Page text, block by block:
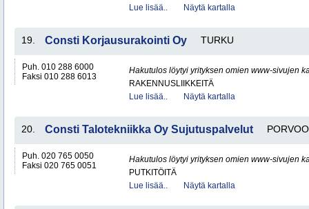
Lue lisää..
Näytä kartalla
19. Consti Korjausurakointi Oy TURKU
Puh. 010 288 6000
Faksi 010 288 6013
Hakutulos löytyi yrityksen omien www-sivujen
RAKENNUSLIIKKEITÄ
Lue lisää..
Näytä kartalla
20. Consti Talotekniikka Oy Sujutuspalvelut PORVOO
Puh. 020 765 0050
Faksi 020 765 0051
Hakutulos löytyi yrityksen omien www-sivujen
PUTKITÖITÄ
Lue lisää..
Näytä kartalla